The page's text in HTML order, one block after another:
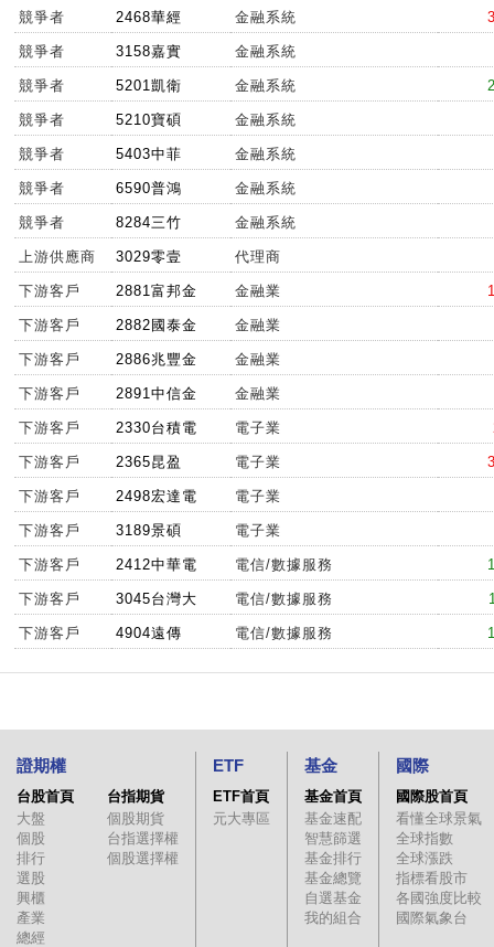
競爭者 2468華經 金融系統
競爭者 3158嘉實 金融系統
競爭者 5201凱衛 金融系統
競爭者 5210寶碩 金融系統
競爭者 5403中菲 金融系統
競爭者 6590普鴻 金融系統
競爭者 8284三竹 金融系統
上游供應商 3029零壹 代理商
下游客戶 2881富邦金 金融業
下游客戶 2882國泰金 金融業
下游客戶 2886兆豐金 金融業
下游客戶 2891中信金 金融業
下游客戶 2330台積電 電子業
下游客戶 2365昆盈 電子業
下游客戶 2498宏達電 電子業
下游客戶 3189景碩 電子業
下游客戶 2412中華電 電信/數據服務
下游客戶 3045台灣大 電信/數據服務
下游客戶 4904遠傳 電信/數據服務
證期權
台股首頁
大盤
個股
排行
選股
興櫃
產業
總經
台指期貨
個股期貨
台指選擇權
個股選擇權
ETF
ETF首頁
元大專區
基金
基金首頁
基金速配
智慧篩選
基金排行
基金總覽
自選基金
我的組合
國際
國際股首頁
看懂全球景氣
全球指數
全球漲跌
指標看股市
各國強度比較
國際氣象台